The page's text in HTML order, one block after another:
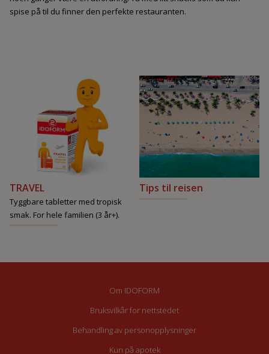
spise på til du finner den perfekte restauranten.
TRAVEL
Tyggbare tabletter med tropisk
smak. For hele familien (3 år+).
Tips til reisen
Om IDOFORM
Bruksvilkår for nettstedet
Behandling av personopplysninger
Kun på apotek